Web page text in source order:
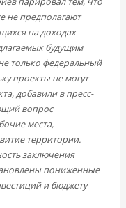
не предполагают
на доходах
будущим
только федеральный
проекты не могут
добавили в пресс-
вопрос
места,
территории.
заключения
пониженные
и бюджету